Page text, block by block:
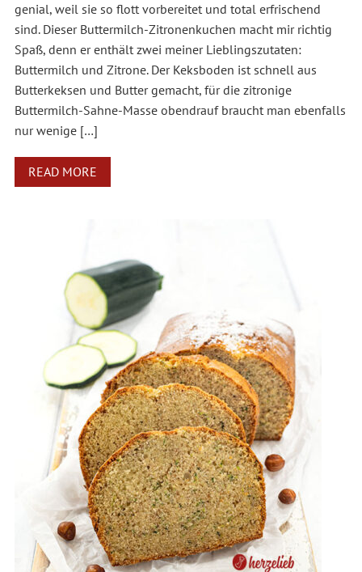
genial, weil sie so flott vorbereitet und total erfrischend
sind. Dieser Buttermilch-Zitronenkuchen macht mir richtig
Spaß, denn er enthält zwei meiner Lieblingszutaten:
Buttermilch und Zitrone. Der Keksboden ist schnell aus
Butterkeksen und Butter gemacht, für die zitronige
Buttermilch-Sahne-Masse obendrauf braucht man ebenfalls
nur wenige […]
READ MORE